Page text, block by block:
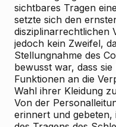
sichtbares Tragen
setzte sich den
disziplinarrechtlichen
jedoch kein Zweifel,
Stellungnahme des
bewusst war, dass
Funktionen an die
Wahl ihrer Kleidung
Von der
erinnert und